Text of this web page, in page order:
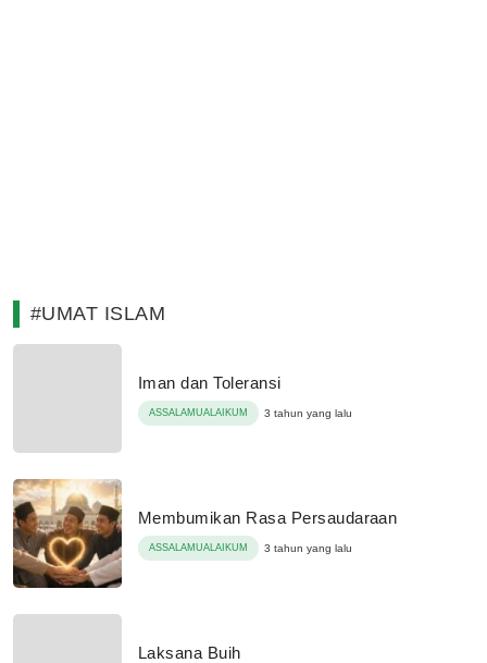
#UMAT ISLAM
Iman dan Toleransi
ASSALAMUALAIKUM 3 tahun yang lalu
Membumikan Rasa Persaudaraan
ASSALAMUALAIKUM 3 tahun yang lalu
Laksana Buih